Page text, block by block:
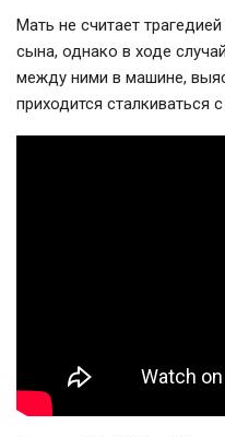
Мать не считает
сына, однако в ходе
между ними в машине,
приходится сталкиваться